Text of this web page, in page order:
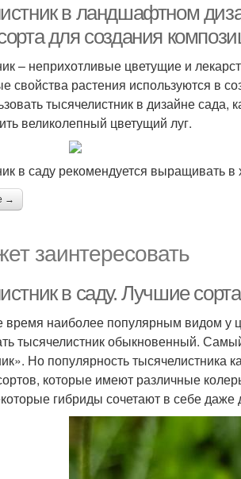
в ландшафтном
для создания
– неприхотливые цветущие и
свойства растения используются в
тысячелистник в дизайне сада,
великолепный цветущий луг.
в саду рекомендуется выращивать
→
заинтересовать
в саду. Лучшие
время наиболее популярным видом у
тысячелистник обыкновенный.
Но популярность тысячелистника
которые имеют различные
гибриды сочетают в себе даже